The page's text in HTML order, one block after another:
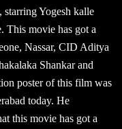
Yogesh kalle
This movie has got a
Nassar, CID Aditya
Shankar and
poster of this film was
today. He
this movie has got a